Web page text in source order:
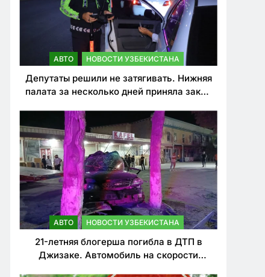
АВТО НОВОСТИ УЗБЕКИСТАНА
Депутаты решили не затягивать. Нижняя
палата за несколько дней приняла закон
нарушителей ПДД
АВТО НОВОСТИ УЗБЕКИСТАНА
21-летняя блогерша погибла в ДТП в
Джизаке. Автомобиль на скорости